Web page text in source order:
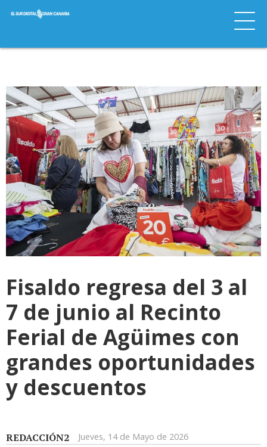
Fisaldo regresa del 3 al
7 de junio al Recinto
Ferial de Agüimes con
grandes oportunidades
y descuentos
REDACCIÓN2 Jueves, 14 de Mayo de 2026